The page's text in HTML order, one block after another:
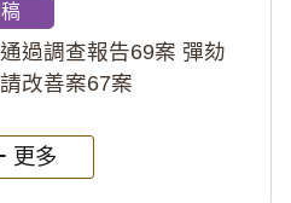
過調查報告69案 彈劾
改善案67案
更多